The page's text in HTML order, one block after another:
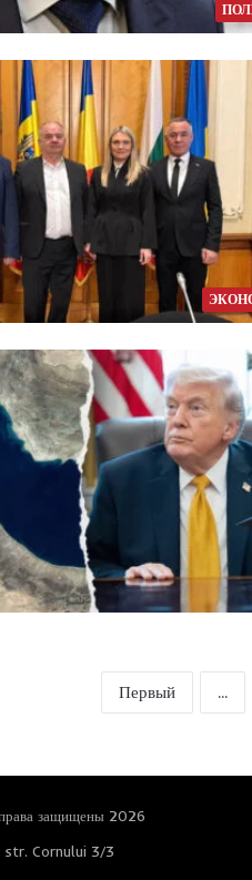
Первый ...
защищены 2026
str. Cornului 3/3